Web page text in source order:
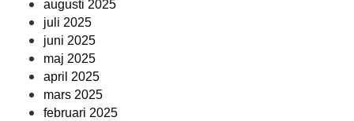
augusti 2025
juli 2025
juni 2025
maj 2025
april 2025
mars 2025
februari 2025